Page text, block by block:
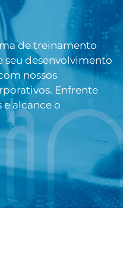
de treinamento
seu desenvolvimento
nossos
Enfrente
e alcance o